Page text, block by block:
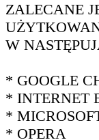
ZALECANE
W
* GOOGLE
* INTERNET
*
* OPERA